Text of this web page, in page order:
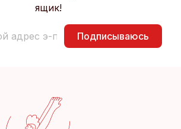
ящик!
Подписываюсь